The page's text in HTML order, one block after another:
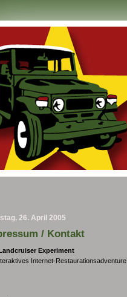
26. April 2005
/ Kontakt
Experiment
Internet-Restaurationsadventure